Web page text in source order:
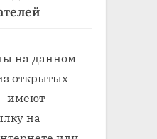
на данном
открытых
имеют
на